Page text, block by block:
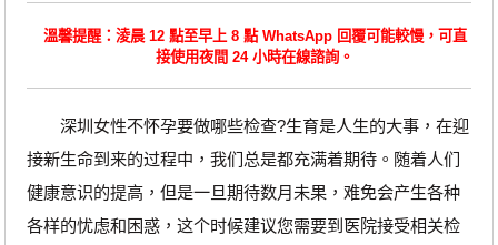
溫馨提醒：淩晨 12 點至早上 8 點 WhatsApp 回覆可能較慢，可直
接使用夜間 24 小時在線諮詢。
深圳女性不怀孕要做哪些检查?生育是人生的大事，在迎
接新生命到来的过程中，我们总是都充满着期待。随着人们
健康意识的提高，但是一旦期待数月未果，难免会产生各种
各样的忧虑和困惑，这个时候建议您需要到医院接受相关检